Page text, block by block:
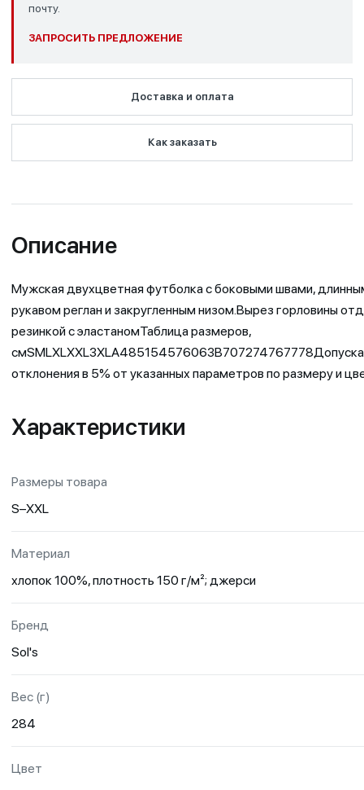
почту.
ЗАПРОСИТЬ ПРЕДЛОЖЕНИЕ
Доставка и оплата
Как заказать
Описание
Мужская двухцветная футболка с боковыми швами,
рукавом реглан и закругленным низом.Вырез горловины
резинкой с эластаномТаблица размеров,
отклонения в 5% от указанных параметров по размеру и
Характеристики
Размеры товара
S–XXL
Материал
хлопок 100%, плотность 150 г/м²; джерси
Бренд
Sol's
Вес (г)
284
Цвет